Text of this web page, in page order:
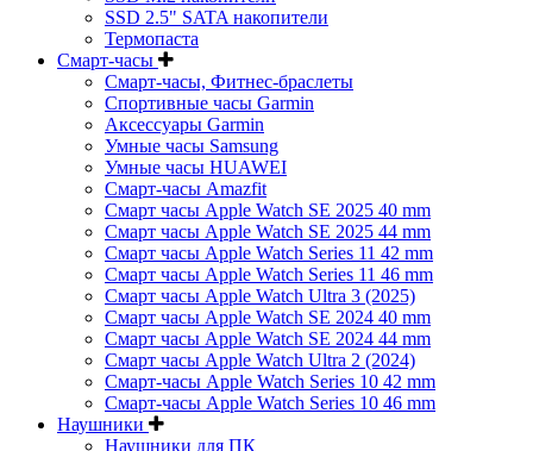
SSD 2.5" SATA накопители
Термопаста
Смарт-часы
Смарт-часы, Фитнес-браслеты
Спортивные часы Garmin
Аксессуары Garmin
Умные часы Samsung
Умные часы HUAWEI
Смарт-часы Amazfit
Смарт часы Apple Watch SE 2025 40 mm
Смарт часы Apple Watch SE 2025 44 mm
Смарт часы Apple Watch Series 11 42 mm
Смарт часы Apple Watch Series 11 46 mm
Смарт часы Apple Watch Ultra 3 (2025)
Смарт часы Apple Watch SE 2024 40 mm
Смарт часы Apple Watch SE 2024 44 mm
Смарт часы Apple Watch Ultra 2 (2024)
Смарт-часы Apple Watch Series 10 42 mm
Смарт-часы Apple Watch Series 10 46 mm
Наушники
Наушники для ПК